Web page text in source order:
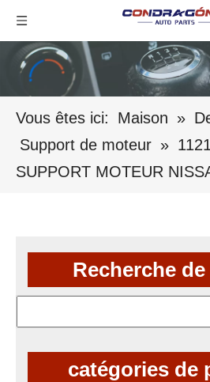
Vous êtes ici: Maison »
Support de moteur »
SUPPORT MOTEUR
Recherche
catégories de